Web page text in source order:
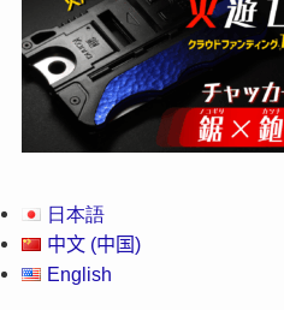
日本語
中文 (中国)
English